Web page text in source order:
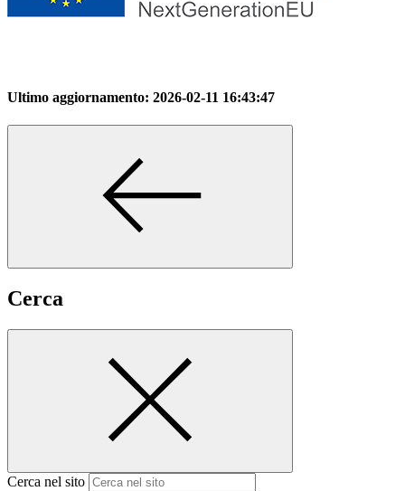
Ultimo aggiornamento: 2026-02-11 16:43:47
Cerca
Cerca nel sito